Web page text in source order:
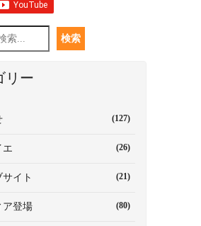
リー
(127)
(26)
イト (21)
登場 (80)